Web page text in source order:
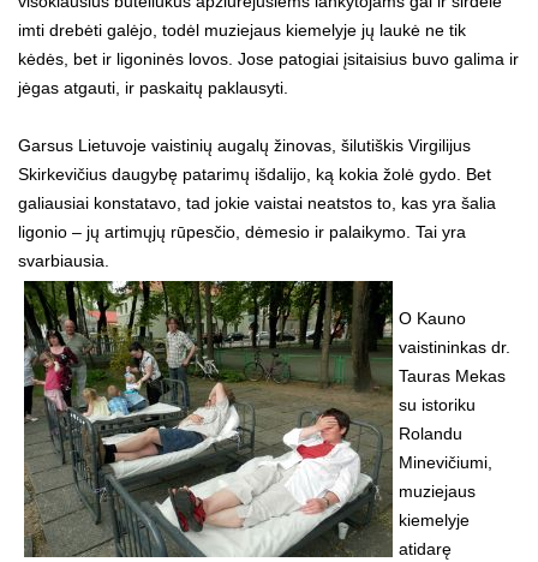
imti drebėti galėjo, todėl muziejaus kiemelyje jų laukė ne tik
kėdės, bet ir ligoninės lovos. Jose patogiai įsitaisius buvo galima ir
jėgas atgauti, ir paskaitų paklausyti.
Garsus Lietuvoje vaistinių augalų žinovas, šilutiškis Virgilijus
Skirkevičius daugybę patarimų išdalijo, ką kokia žolė gydo. Bet
galiausiai konstatavo, tad jokie vaistai neatstos to, kas yra šalia
ligonio – jų artimųjų rūpesčio, dėmesio ir palaikymo. Tai yra
svarbiausia.
O Kauno
vaistininkas dr.
Tauras Mekas
su istoriku
Rolandu
Minevičiumi,
muziejaus
kiemelyje
atidarę